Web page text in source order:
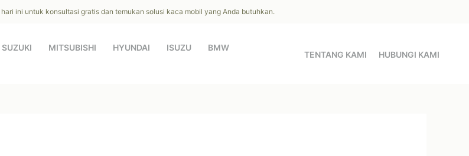
hari ini untuk konsultasi gratis dan temukan solusi kaca mobil yang Anda butuhkan.
SUZUKI MITSUBISHI HYUNDAI ISUZU
BMW
TENTANG KAMI HUBUNGI KAMI